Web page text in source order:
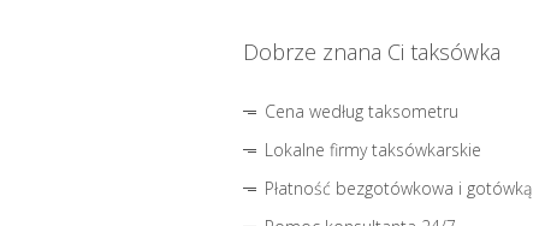
Dobrze znana Ci taksówka
Cena według taksometru
Lokalne firmy taksówkarskie
Płatność bezgotówkowa i gotówką